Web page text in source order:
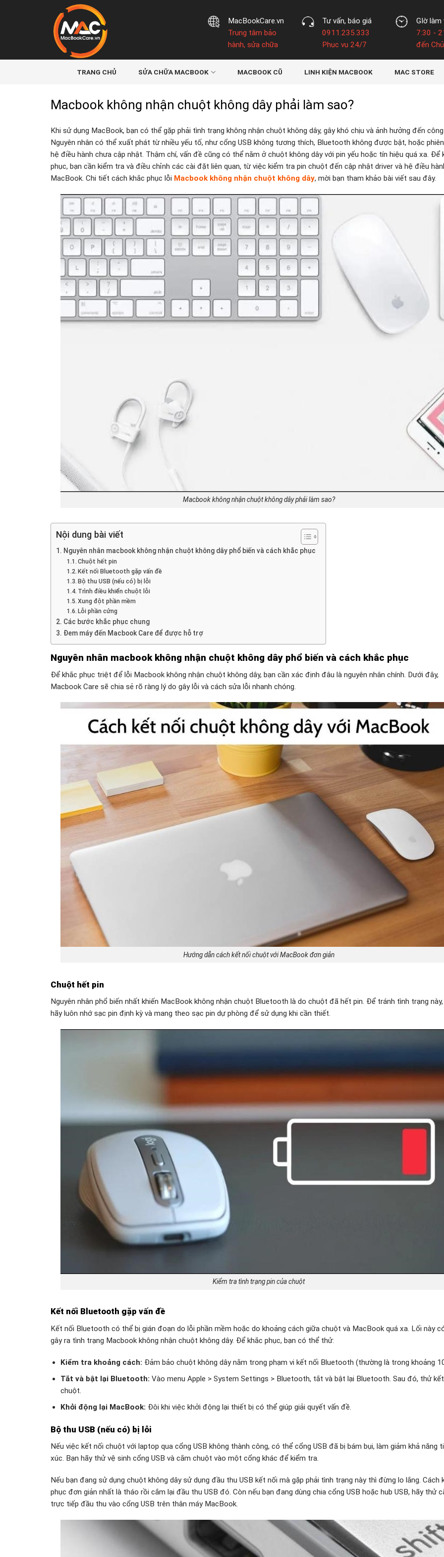
MacBookCare.vn
Trung tâm bảo
hành, sửa chữa
Tư vấn, báo giá
0911.235.333
Phục vụ 24/7
GIờ làm
7:30 -
đến
TRANG CHỦ SỬA CHỮA MACBOOK MACBOOK CŨ LINH KIỆN MACBOOK MAC STORE
Macbook không nhận chuột không dây phải làm sao?
Khi sử dụng MacBook, bạn có thể gặp phải tình trạng không nhận chuột không dây, gây khó chịu và ảnh hưởng đến
Nguyên nhân có thể xuất phát từ nhiều yếu tố, như cổng USB không tương thích, Bluetooth không được bật, hoặc
hệ điều hành chưa cập nhật. Thậm chí, vấn đề cũng có thể nằm ở chuột không dây với pin yếu hoặc tín hiệu quá xa. Để
phục, bạn cần kiểm tra và điều chỉnh các cài đặt liên quan, từ việc kiểm tra pin chuột đến cập nhật driver và hệ điều
MacBook. Chi tiết cách khắc phục lỗi Macbook không nhận chuột không dây, mời bạn tham khảo bài viết sau đây.
Macbook không nhận chuột không dây phải làm sao?
Nội dung bài viết
Nguyên nhân macbook không nhận chuột không dây phổ biến và cách khắc phục
Chuột hết pin
Kết nối Bluetooth gặp vấn đề
Bộ thu USB (nếu có) bị lỗi
Trình điều khiển chuột lỗi
Xung đột phần mềm
Lỗi phần cứng
Các bước khắc phục chung
Đem máy đến Macbook Care để được hỗ trợ
Nguyên nhân macbook không nhận chuột không dây phổ biến và cách khắc phục
Để khắc phục triệt để lỗi Macbook không nhận chuột không dây, bạn cần xác định đâu là nguyên nhân chính. Dưới đây,
Macbook Care sẽ chia sẻ rõ ràng lý do gây lỗi và cách sửa lỗi nhanh chóng.
Hướng dẫn cách kết nối chuột với MacBook đơn giản
Chuột hết pin
Nguyên nhân phổ biến nhất khiến MacBook không nhận chuột Bluetooth là do chuột đã hết pin. Để tránh tình trạng
hãy luôn nhớ sạc pin định kỳ và mang theo sạc pin dự phòng để sử dụng khi cần thiết.
Kiểm tra tình trạng pin của chuột
Kết nối Bluetooth gặp vấn đề
Kết nối Bluetooth có thể bị gián đoạn do lỗi phần mềm hoặc do khoảng cách giữa chuột và MacBook quá xa. Lối này
gây ra tình trạng Macbook không nhận chuột không dây. Để khắc phục, bạn có thể thử:
Kiểm tra khoảng cách: Đảm bảo chuột không dây nằm trong phạm vi kết nối Bluetooth (thường là trong khoảng
Tắt và bật lại Bluetooth: Vào menu Apple > System Settings > Bluetooth, tắt và bật lại Bluetooth. Sau đó, thử
chuột.
Khởi động lại MacBook: Đôi khi việc khởi động lại thiết bị có thể giúp giải quyết vấn đề.
Bộ thu USB (nếu có) bị lỗi
Nếu việc kết nối chuột với laptop qua cổng USB không thành công, có thể cổng USB đã bị bám bụi, làm giảm khả năng
xúc. Bạn hãy thử vệ sinh cổng USB và cắm chuột vào một cổng khác để kiểm tra.
Nếu bạn đang sử dụng chuột không dây sử dụng đầu thu USB kết nối mà gặp phải tình trạng này thì đừng lo lắng. Cách
phục đơn giản nhất là tháo rồi cắm lại đầu thu USB đó. Còn nếu bạn đang dùng chia cổng USB hoặc hub USB, hãy thử
trực tiếp đầu thu vào cổng USB trên thân máy MacBook.